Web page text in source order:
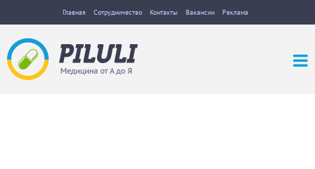
Главная Сотрудничество Контакты Вакансии Реклама